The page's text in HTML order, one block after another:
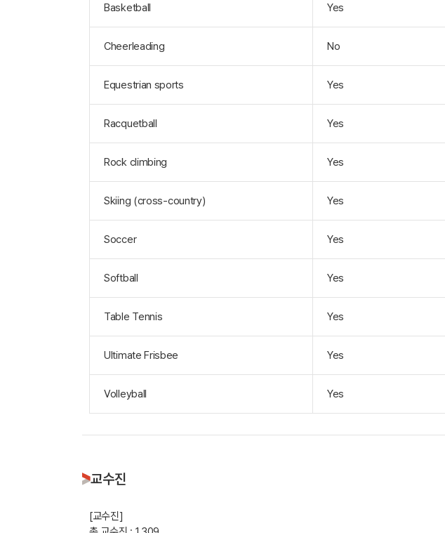
Basketball Yes
Cheerleading No
Equestrian sports Yes
Racquetball Yes
Rock climbing Yes
Skiing (cross-country) Yes
Soccer Yes
Softball Yes
Table Tennis Yes
Ultimate Frisbee Yes
Volleyball Yes
교수진
[교수진]